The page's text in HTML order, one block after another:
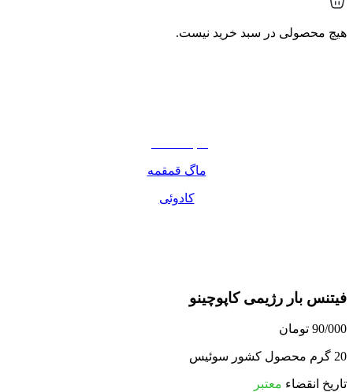
هیچ محصولی در سبد خرید نیست.
ماگ قمقمه
کادوئی
فیتنس بار رژیمی کاپوچینو
90/000 تومان
20 گرم محصول کشور سوئیس
تاریخ انقضاء معتبر